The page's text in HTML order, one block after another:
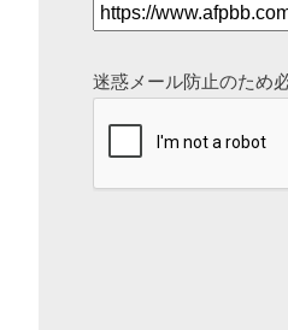
迷惑メール防止のため